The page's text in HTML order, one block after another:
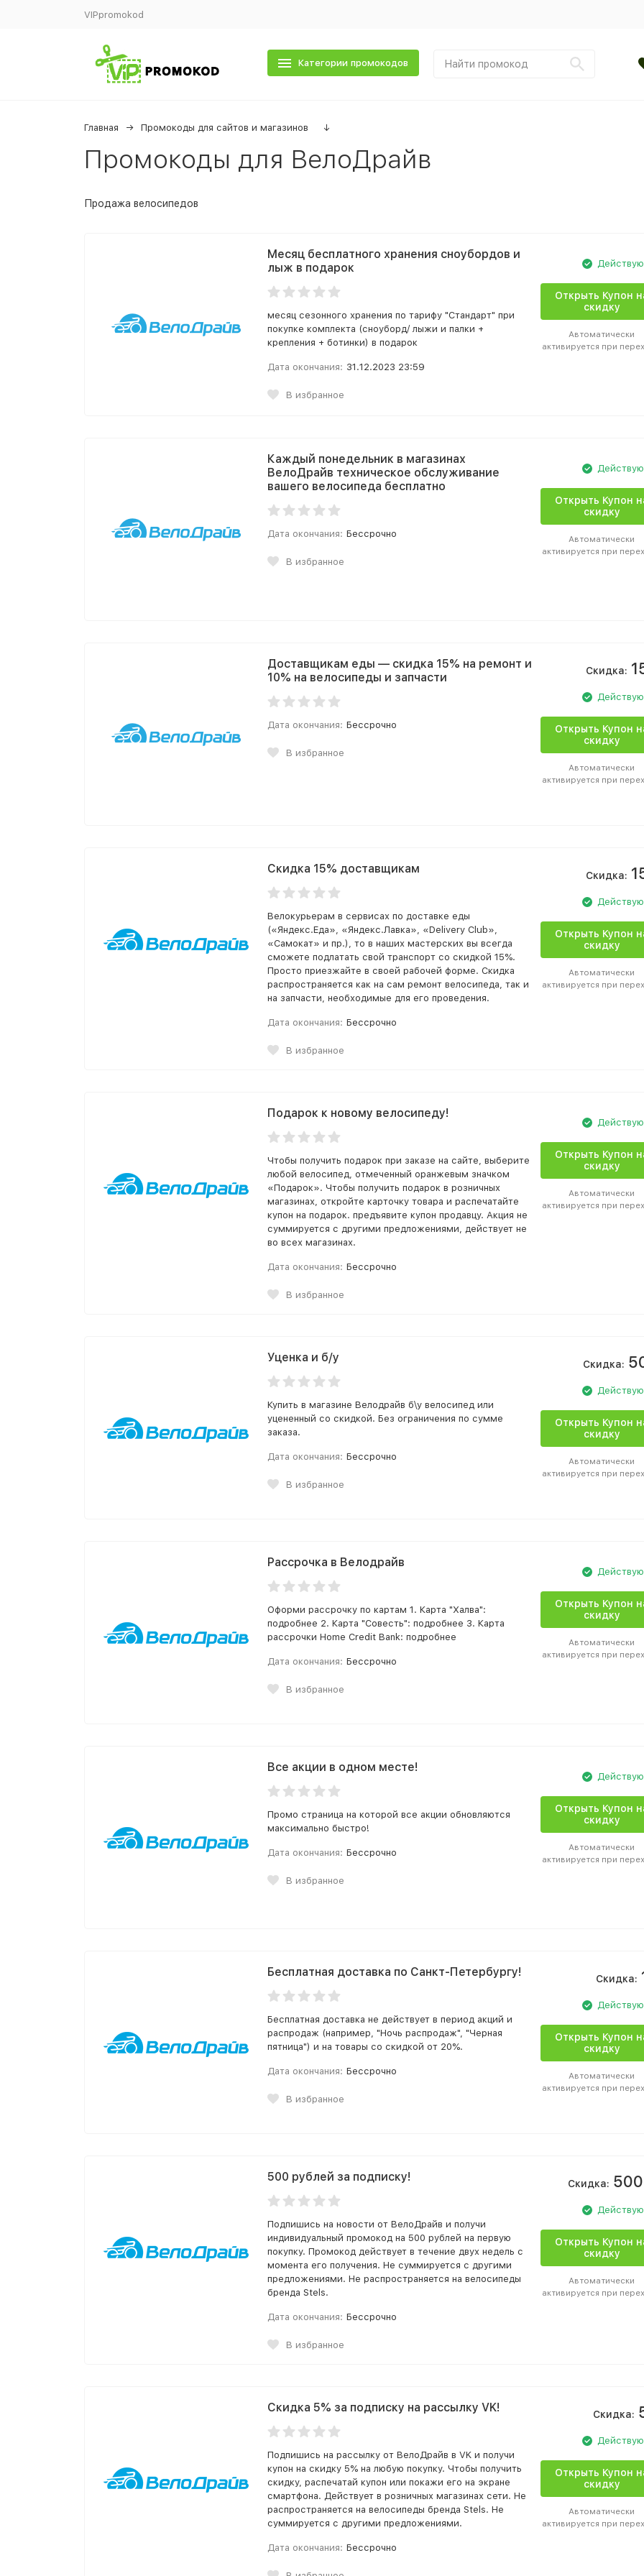
VIPpromokod
Категории промокодов
Главная Промокоды для сайтов и магазинов ↓
Промокоды для ВелоДрайв
Продажа велосипедов
Месяц бесплатного хранения сноубордов и
лыж в подарок
месяц сезонного хранения по тарифу "Стандарт" при
покупке комплекта (сноуборд/ лыжи и палки +
крепления + ботинки) в подарок
Дата окончания: 31.12.2023 23:59
В избранное
Открыть Купон
скидку
Автоматически
активируется при
Каждый понедельник в магазинах
ВелоДрайв техническое обслуживание
вашего велосипеда бесплатно
Дата окончания: Бессрочно
В избранное
Открыть Купон
скидку
Автоматически
активируется при
Доставщикам еды — скидка 15% на ремонт и
10% на велосипеды и запчасти
Дата окончания: Бессрочно
В избранное
Скидка:
Открыть Купон
скидку
Автоматически
активируется при
Скидка 15% доставщикам
Велокурьерам в сервисах по доставке еды
(«Яндекс.Еда», «Яндекс.Лавка», «Delivery Club»,
«Самокат» и пр.), то в наших мастерских вы всегда
сможете подлатать свой транспорт со скидкой 15%.
Просто приезжайте в своей рабочей форме. Скидка
распространяется как на сам ремонт велосипеда, так и
на запчасти, необходимые для его проведения.
Дата окончания: Бессрочно
В избранное
Скидка:
Открыть Купон
скидку
Автоматически
активируется при
Подарок к новому велосипеду!
Чтобы получить подарок при заказе на сайте, выберите
любой велосипед, отмеченный оранжевым значком
«Подарок». Чтобы получить подарок в розничных
магазинах, откройте карточку товара и распечатайте
купон на подарок. предъявите купон продавцу. Акция не
суммируется с другими предложениями, действует не
во всех магазинах.
Дата окончания: Бессрочно
В избранное
Открыть Купон
скидку
Автоматически
активируется при
Уценка и б/у
Купить в магазине Велодрайв б\у велосипед или
уцененный со скидкой. Без ограничения по сумме
заказа.
Дата окончания: Бессрочно
В избранное
Скидка:
Открыть Купон
скидку
Автоматически
активируется при
Рассрочка в Велодрайв
Оформи рассрочку по картам 1. Карта "Халва":
подробнее 2. Карта "Совесть": подробнее 3. Карта
рассрочки Home Credit Bank: подробнее
Дата окончания: Бессрочно
В избранное
Открыть Купон
скидку
Автоматически
активируется при
Все акции в одном месте!
Промо страница на которой все акции обновляются
максимально быстро!
Дата окончания: Бессрочно
В избранное
Открыть Купон
скидку
Автоматически
активируется при
Бесплатная доставка по Санкт-Петербургу!
Бесплатная доставка не действует в период акций и
распродаж (например, "Ночь распродаж", "Черная
пятница") и на товары со скидкой от 20%.
Дата окончания: Бессрочно
В избранное
Скидка:
Открыть Купон
скидку
Автоматически
активируется при
500 рублей за подписку!
Подпишись на новости от ВелоДрайв и получи
индивидуальный промокод на 500 рублей на первую
покупку. Промокод действует в течение двух недель с
момента его получения. Не суммируется с другими
предложениями. Не распространяется на велосипеды
бренда Stels.
Дата окончания: Бессрочно
В избранное
Скидка:
Открыть Купон
скидку
Автоматически
активируется при
Скидка 5% за подписку на рассылку VK!
Подпишись на рассылку от ВелоДрайв в VK и получи
купон на скидку 5% на любую покупку. Чтобы получить
скидку, распечатай купон или покажи его на экране
смартфона. Действует в розничных магазинах сети. Не
распространяется на велосипеды бренда Stels. Не
суммируется с другими предложениями.
Дата окончания: Бессрочно
Скидка:
Открыть Купон
скидку
Автоматически
активируется при